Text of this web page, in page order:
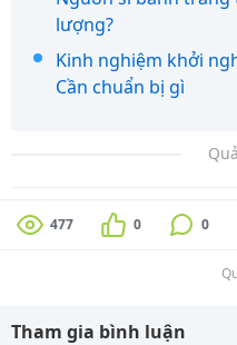
lượng?
Kinh nghiệm khởi
Cần chuẩn bị gì
477 0 0
Tham gia bình luận